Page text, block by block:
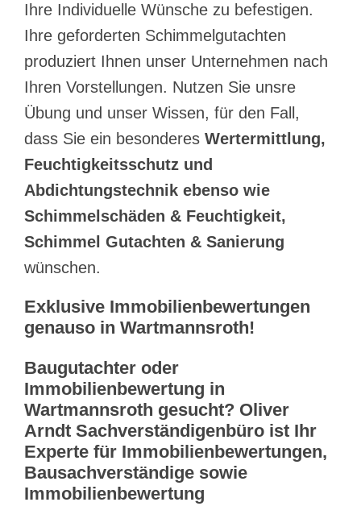
Ihre Individuelle Wünsche zu befestigen.
Ihre geforderten Schimmelgutachten
produziert Ihnen unser Unternehmen nach
Ihren Vorstellungen. Nutzen Sie unsre
Übung und unser Wissen, für den Fall,
dass Sie ein besonderes Wertermittlung,
Feuchtigkeitsschutz und
Abdichtungstechnik ebenso wie
Schimmelschäden & Feuchtigkeit,
Schimmel Gutachten & Sanierung
wünschen.
Exklusive Immobilienbewertungen
genauso in Wartmannsroth!
Baugutachter oder
Immobilienbewertung in
Wartmannsroth gesucht? Oliver
Arndt Sachverständigenbüro ist Ihr
Experte für Immobilienbewertungen,
Bausachverständige sowie
Immobilienbewertung